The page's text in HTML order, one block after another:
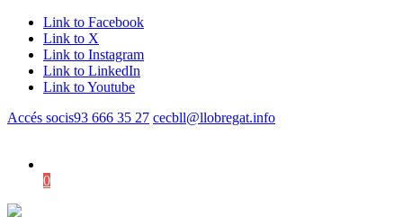
Link to Facebook
Link to X
Link to Instagram
Link to LinkedIn
Link to Youtube
Accés socis93 666 35 27 cecbll@llobregat.info
0